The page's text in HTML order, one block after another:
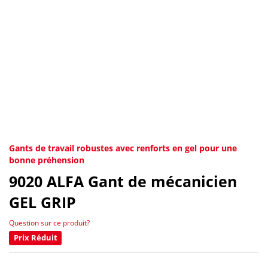
Gants de travail robustes avec renforts en gel pour une
bonne préhension
9020 ALFA Gant de mécanicien
GEL GRIP
Question sur ce produit?
Prix Réduit